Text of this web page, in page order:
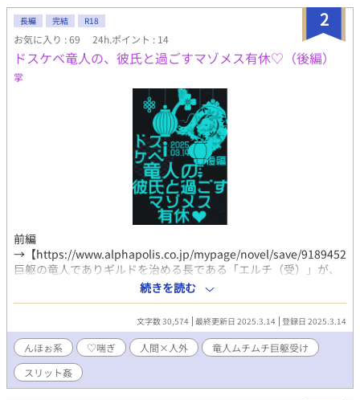
2
長編 完結 R18
お気に入り : 69 24h.ポイント : 14
ドスケベ竜人の、彼氏と過ごすマゾメス有休♡（後編）
掌
前編
→【https://www.alphapolis.co.jp/mypage/novel/save/
巨躯の竜人でありギルドを治める長である「エルチ（受）」が、
人間の恋人の「ヴェクト（攻）」と共に休暇をとり、ドスケベセ
ックスに明け暮れるお話の後編。おおらか甘サドわんこ×ムッツ
リドスケベ強気ザコメスなCPです。 人間×人外要素やスリット
姦、尿道攻めや3点責めなど少々ハードめな内容が含まれます。
コミッションにて執筆させていただいた作品で、登場人物や世界
観の設定はご依頼主様に帰属いたします。ありがとうございまし
た！ ・web拍手 http://bit.ly/38kXFb0 ・X垢
https://twitter.com/show1write
続きを読む
文字数 30,574 最終更新日 2025.3.14 登録日 2025.3.14
んほぉ系 ♡喘ぎ 人間×人外
竜人ムチムチ巨躯受け
スリット姦